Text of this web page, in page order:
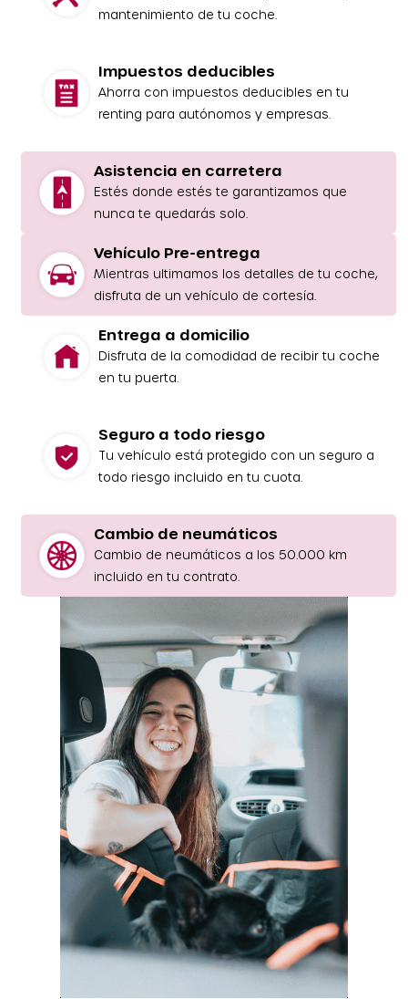
mantenimiento de tu coche.
Impuestos deducibles
Ahorra con impuestos deducibles en tu
renting para autónomos y empresas.
Asistencia en carretera
Estés donde estés te garantizamos que
nunca te quedarás solo.
Vehículo Pre-entrega
Mientras ultimamos los detalles de tu coche,
disfruta de un vehículo de cortesía.
Entrega a domicilio
Disfruta de la comodidad de recibir tu coche
en tu puerta.
Seguro a todo riesgo
Tu vehículo está protegido con un seguro a
todo riesgo incluido en tu cuota.
Cambio de neumáticos
Cambio de neumáticos a los 50.000 km
incluido en tu contrato.